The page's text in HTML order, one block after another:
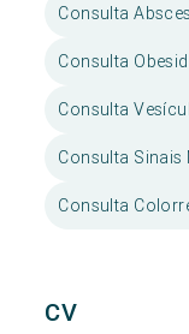
Consulta
Consulta
Consulta
Consulta Sinais
Consulta
CV